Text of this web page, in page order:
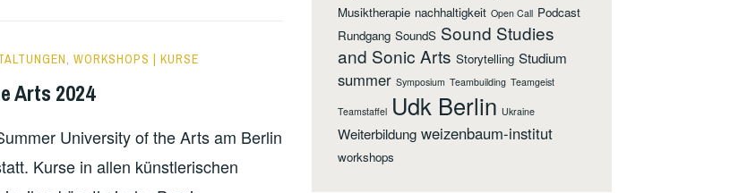
, WORKSHOPS | KURSE
Arts 2024
University of the Arts am Berlin
Kurse in allen künstlerischen
Musiktherapie nachhaltigkeit Open Call Podcast
Rundgang SoundS Sound Studies
and Sonic Arts Storytelling Studium
summer Symposium Teambuilding Teamgeist
Teamstaffel Udk Berlin Ukraine
Weiterbildung weizenbaum-institut
workshops